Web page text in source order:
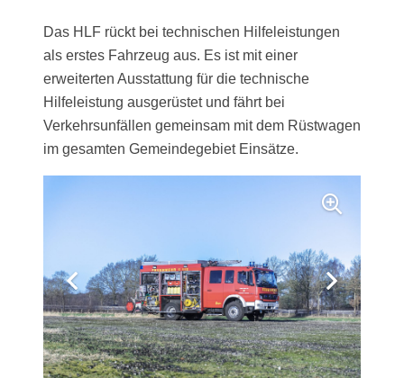
Das HLF rückt bei technischen Hilfeleistungen
als erstes Fahrzeug aus. Es ist mit einer
erweiterten Ausstattung für die technische
Hilfeleistung ausgerüstet und fährt bei
Verkehrsunfällen gemeinsam mit dem Rüstwagen
im gesamten Gemeindegebiet Einsätze.